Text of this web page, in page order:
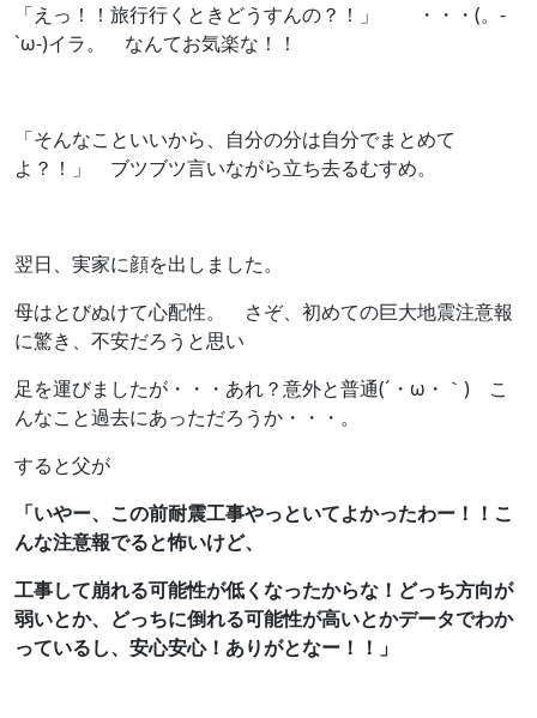
「えっ！！旅行行くときどうすんの？！」 ・・・(。-
`ω-)イラ。 なんてお気楽な！！
「そんなこといいから、自分の分は自分でまとめて
よ？！」 ブツブツ言いながら立ち去るむすめ。
翌日、実家に顔を出しました。
母はとびぬけて心配性。 さぞ、初めての巨大地震注意報
に驚き、不安だろうと思い
足を運びましたが・・・あれ？意外と普通(´・ω・｀) こ
んなこと過去にあっただろうか・・・。
すると父が
「いやー、この前耐震工事やっといてよかったわー！！こ
んな注意報でると怖いけど、
工事して崩れる可能性が低くなったからな！どっち方向が
弱いとか、どっちに倒れる可能性が高いとかデータでわか
っているし、安心安心！ありがとなー！！」